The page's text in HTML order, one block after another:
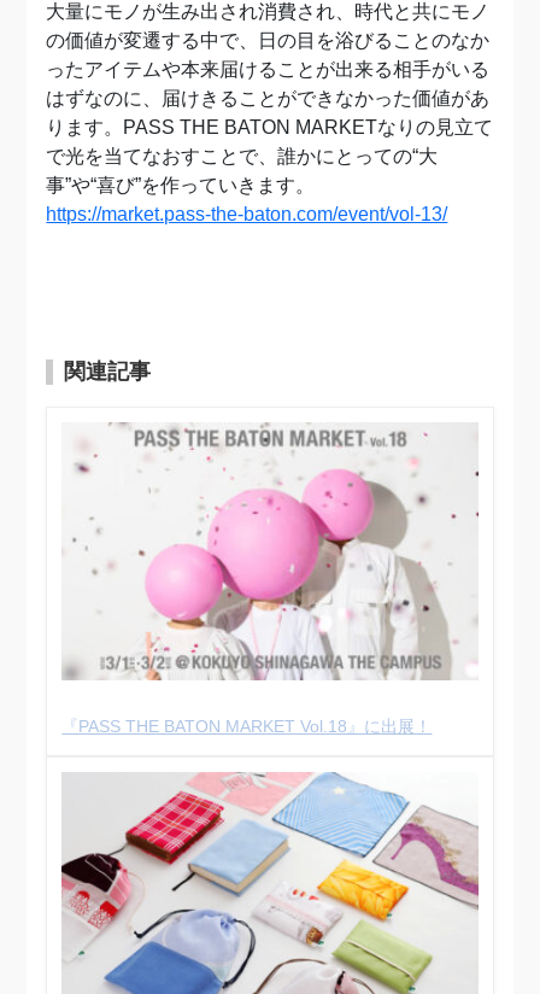
大量にモノが生み出され消費され、時代と共にモノ
の価値が変遷する中で、日の目を浴びることのなか
ったアイテムや本来届けることが出来る相手がいる
はずなのに、届けきることができなかった価値があ
ります。PASS THE BATON MARKETなりの見立て
で光を当てなおすことで、誰かにとっての“大
事”や“喜び”を作っていきます。
https://market.pass-the-baton.com/event/vol-13/
関連記事
『PASS THE BATON MARKET Vol.18』に出展！